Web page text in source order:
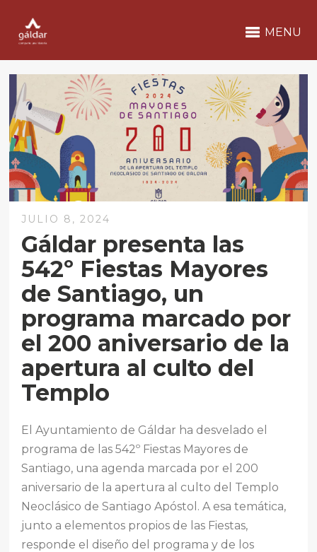
MENU
JULIO 8, 2024
Gáldar presenta las
542º Fiestas Mayores
de Santiago, un
programa marcado por
el 200 aniversario de la
apertura al culto del
Templo
El Ayuntamiento de Gáldar ha desvelado el
programa de las 542º Fiestas Mayores de
Santiago, una agenda marcada por el 200
aniversario de la apertura al culto del Templo
Neoclásico de Santiago Apóstol. A esa temática,
junto a elementos propios de las Fiestas,
responde el diseño del programa y de los